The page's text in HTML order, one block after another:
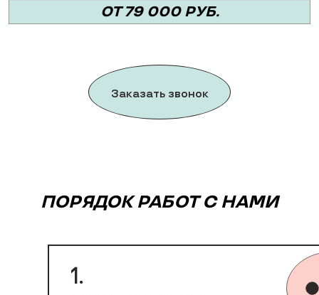
ОТ 79 000 РУБ.
Заказать звонок
ПОРЯДОК РАБОТ С НАМИ
1.